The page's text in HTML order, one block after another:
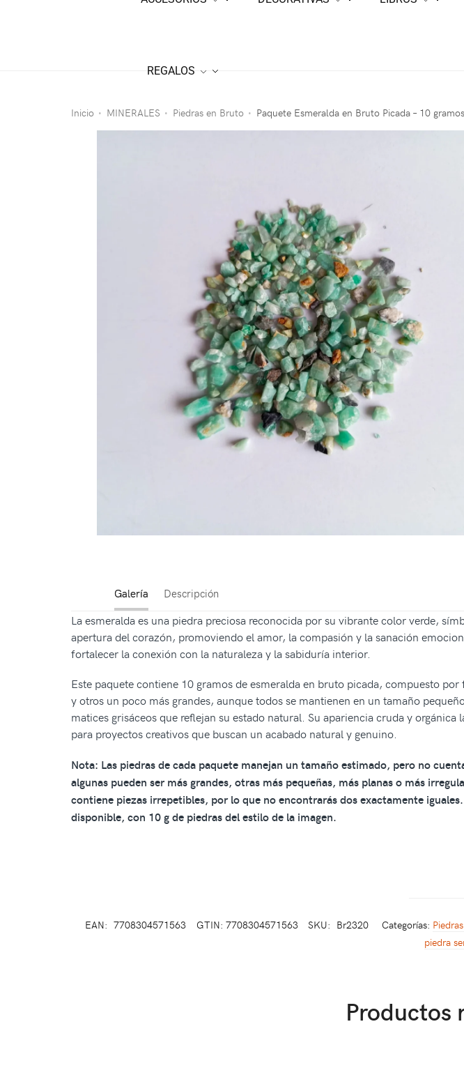
REGALOS
Inicio • MINERALES • Piedras en Bruto • Paquete Esmeralda en Bruto Picada – 10 gramos
Galería Descripción
La esmeralda es una piedra preciosa reconocida por su vibrante color verde,
apertura del corazón, promoviendo el amor, la compasión y la sanación
fortalecer la conexión con la naturaleza y la sabiduría interior.
Este paquete contiene 10 gramos de esmeralda en bruto picada, compuesto
y otros un poco más grandes, aunque todos se mantienen en un tamaño
matices grisáceos que reflejan su estado natural. Su apariencia cruda y
para proyectos creativos que buscan un acabado natural y genuino.
Nota: Las piedras de cada paquete manejan un tamaño estimado, pero no
algunas pueden ser más grandes, otras más pequeñas, más planas o más
contiene piezas irrepetibles, por lo que no encontrarás dos exactamente
disponible, con 10 g de piedras del estilo de la imagen.
EAN: 7708304571563 GTIN: 7708304571563 SKU: Br2320 Categorías:
piedra
Productos